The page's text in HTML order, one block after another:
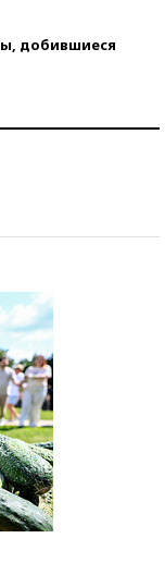
добившиеся